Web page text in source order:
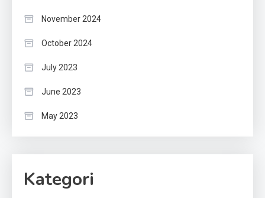
November 2024
October 2024
July 2023
June 2023
May 2023
Kategori